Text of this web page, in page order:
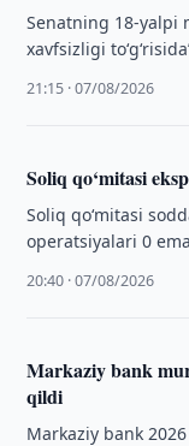
Senatning 18-yalpi
xavfsizligi
21:15 · 07/08/2026
Soliq qo‘mitasi
Soliq qo‘mitasi
operatsiyalari 0
20:40 · 07/08/2026
Markaziy bank
qildi
Markaziy bank